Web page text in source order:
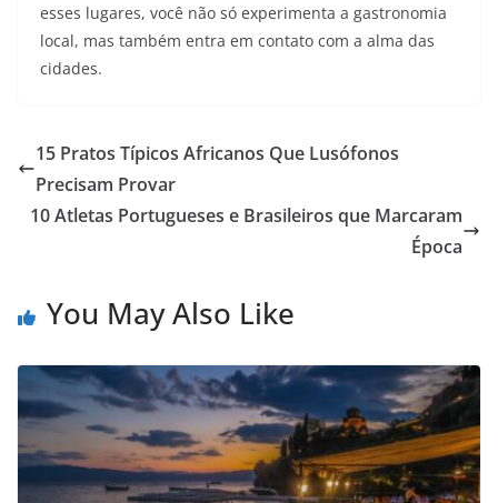
esses lugares, você não só experimenta a gastronomia
local, mas também entra em contato com a alma das
cidades.
15 Pratos Típicos Africanos Que Lusófonos
Precisam Provar
10 Atletas Portugueses e Brasileiros que Marcaram
Época
You May Also Like